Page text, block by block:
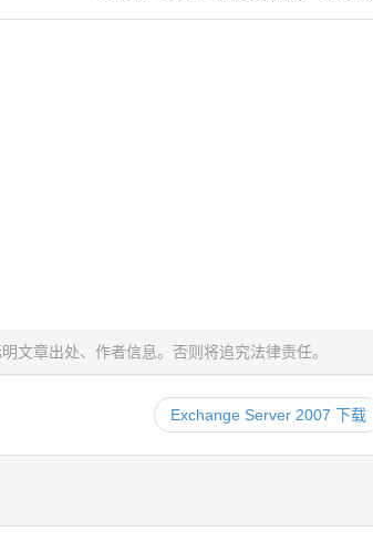
文章出处、作者信息。否则将追究法律责任。
Exchange Server 2007 下载